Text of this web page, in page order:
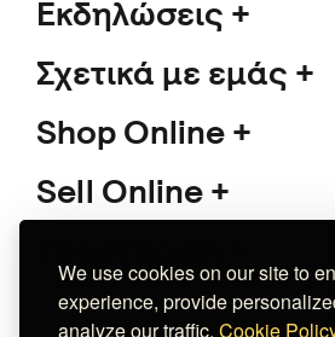
We use cookies on our site to
experience, provide
analyze our traffic. Cookie
Εκδηλώσεις
Σχετικά με εμάς
Shop Online
Sell Online